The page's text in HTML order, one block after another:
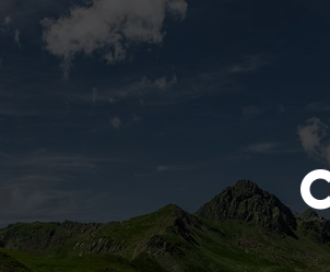
Panneau de gestion des cookies